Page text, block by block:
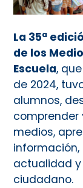
La 35ª
de los
Escuela,
de 2024,
alumnos,
comprender
medios,
actualidad
ciudadano.